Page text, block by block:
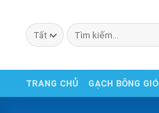
Tìm
kiếm:
TRANG CHỦ GẠCH BÔNG GIÓ